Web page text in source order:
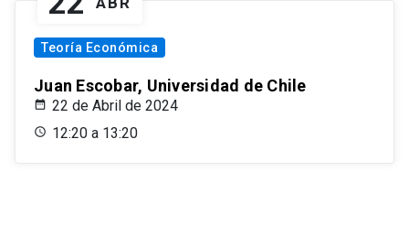
Teoría Económica
Juan Escobar, Universidad de Chile
22 de Abril de 2024
12:20 a 13:20